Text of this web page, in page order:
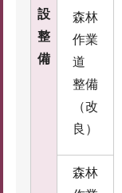
設
整
備
森林
作業
道
整備
（改
良）
森林